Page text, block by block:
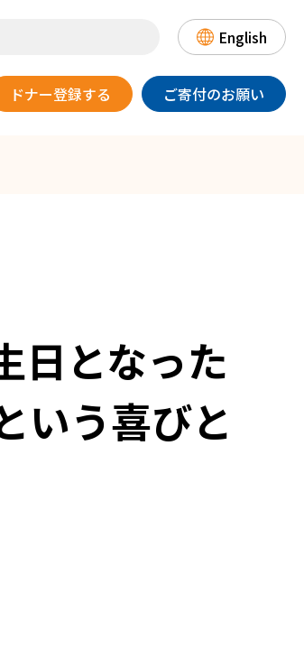
English
女性40kg以上の方
ドナー登録する ご寄付のお願い
日となった
いう喜びと